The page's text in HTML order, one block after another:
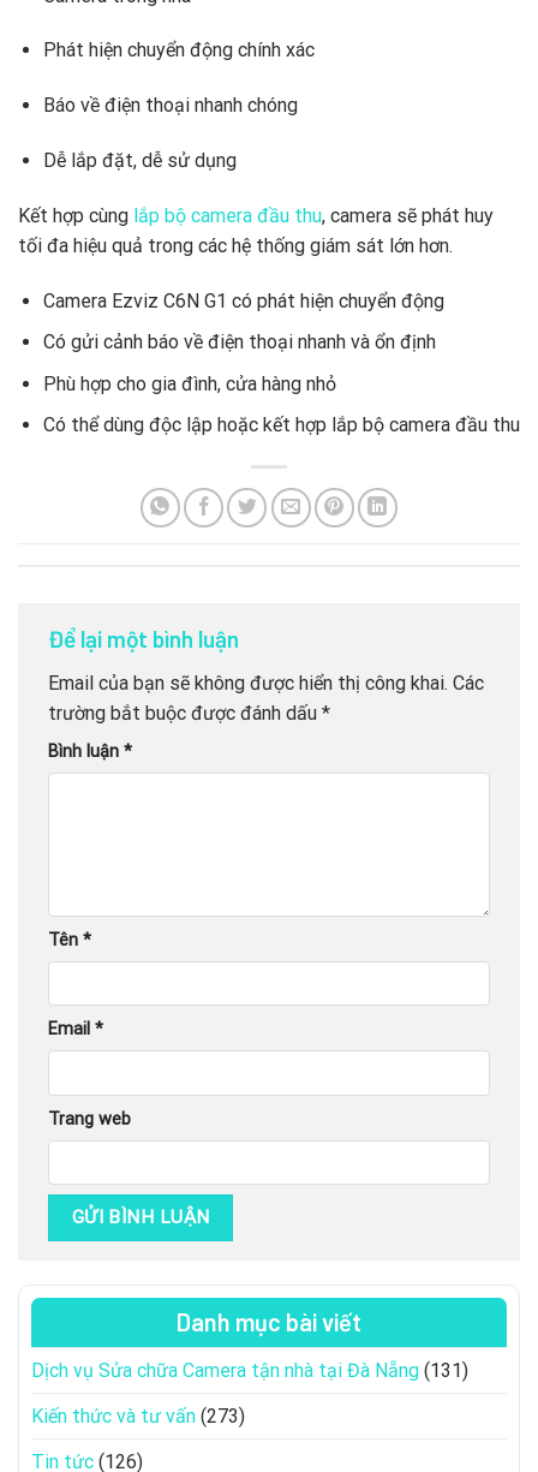
Phát hiện chuyển động chính xác
Báo về điện thoại nhanh chóng
Dễ lắp đặt, dễ sử dụng
Kết hợp cùng lắp bộ camera đầu thu, camera sẽ phát huy
tối đa hiệu quả trong các hệ thống giám sát lớn hơn.
Camera Ezviz C6N G1 có phát hiện chuyển động
Có gửi cảnh báo về điện thoại nhanh và ổn định
Phù hợp cho gia đình, cửa hàng nhỏ
Có thể dùng độc lập hoặc kết hợp lắp bộ camera đầu thu
Để lại một bình luận
Email của bạn sẽ không được hiển thị công khai. Các
trường bắt buộc được đánh dấu *
Bình luận *
Tên *
Email *
Trang web
Danh mục bài viết
Dịch vụ Sửa chữa Camera tận nhà tại Đà Nẵng (131)
Kiến thức và tư vấn (273)
Tin tức (126)